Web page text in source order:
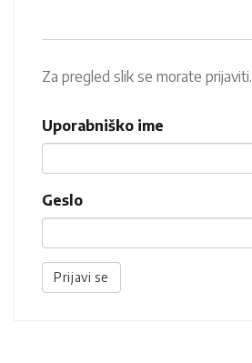
Za pregled slik se morate prijaviti.
Uporabniško ime
Geslo
Prijavi se